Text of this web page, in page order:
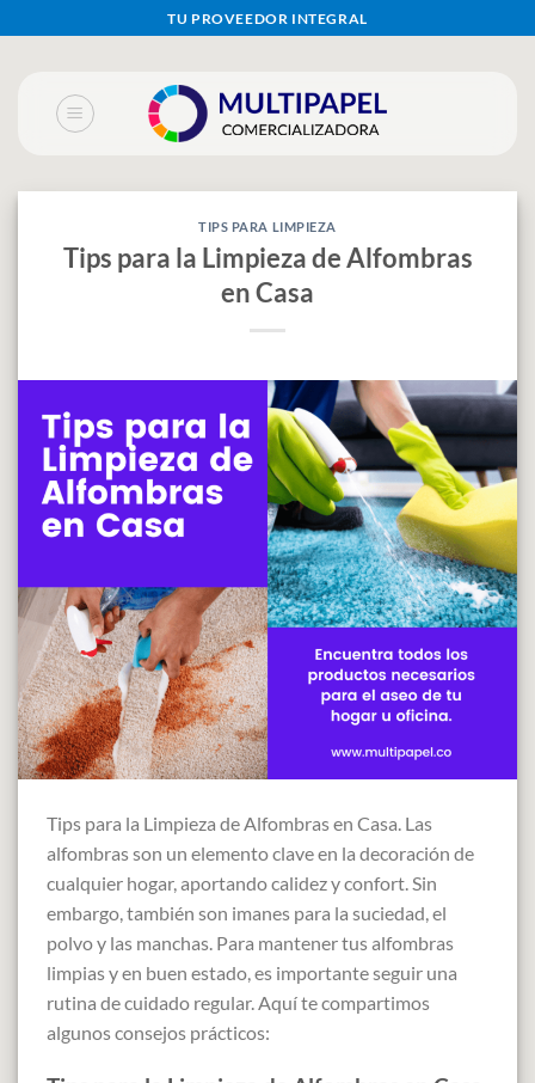
to
TU PROVEEDOR INTEGRAL
TIPS PARA LIMPIEZA
Tips para la Limpieza de Alfombras
en Casa
Tips para la Limpieza de Alfombras en Casa. Las
alfombras son un elemento clave en la decoración de
cualquier hogar, aportando calidez y confort. Sin
embargo, también son imanes para la suciedad, el
polvo y las manchas. Para mantener tus alfombras
limpias y en buen estado, es importante seguir una
rutina de cuidado regular. Aquí te compartimos
algunos consejos prácticos: